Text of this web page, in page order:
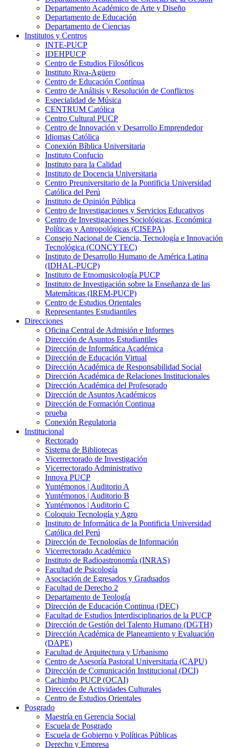
Departamento Académico de Arte y Diseño
Departamento de Educación
Departamento de Ciencias
Institutos y Centros
INTE-PUCP
IDEHPUCP
Centro de Estudios Filosóficos
Instituto Riva-Agüero
Centro de Educación Contínua
Centro de Análisis y Resolución de Conflictos
Especialidad de Música
CENTRUM Católica
Centro Cultural PUCP
Centro de Innovación y Desarrollo Emprendedor
Idiomas Católica
Conexión Bíblica Universitaria
Instituto Confucio
Instituto para la Calidad
Instituto de Docencia Universitaria
Centro Preuniversitario de la Pontificia Universidad
Católica del Perú
Instituto de Opinión Pública
Centro de Investigaciones y Servicios Educativos
Centro de Investigaciones Sociológicas, Económica
Políticas y Antropológicas (CISEPA)
Consejo Nacional de Ciencia, Tecnología e Innovación
Tecnológica (CONCYTEC)
Instituto de Desarrollo Humano de América Latina
(IDHAL-PUCP)
Instituto de Etnomusicología PUCP
Instituto de Investigación sobre la Enseñanza de las
Matemáticas (IREM-PUCP)
Centro de Estudios Orientales
Representantes Estudiantiles
Direcciones
Oficina Central de Admisión e Informes
Dirección de Asuntos Estudiantiles
Dirección de Informática Académica
Dirección de Educación Virtual
Dirección Académica de Responsabilidad Social
Dirección Académica de Relaciones Institucionales
Dirección Académica del Profesorado
Dirección de Asuntos Académicos
Dirección de Formación Continua
prueba
Conexión Regulatoria
Institucional
Rectorado
Sistema de Bibliotecas
Vicerrectorado de Investigación
Vicerrectorado Administrativo
Innova PUCP
Yuntémonos | Auditorio A
Yuntémonos | Auditorio B
Yuntémonos | Auditorio C
Coloquio Tecnología y Agro
Instituto de Informática de la Pontificia Universidad
Católica del Perú
Dirección de Tecnologías de Información
Vicerrectorado Académico
Instituto de Radioastronomía (INRAS)
Facultad de Psicología
Asociación de Egresados y Graduados
Facultad de Derecho 2
Departamento de Teología
Dirección de Educación Continua (DEC)
Facultad de Estudios Interdisciplinarios de la PUCP
Dirección de Gestión del Talento Humano (DGTH)
Dirección Académica de Planeamiento y Evaluación
(DAPE)
Facultad de Arquitectura y Urbanismo
Centro de Asesoría Pastoral Universitaria (CAPU)
Dirección de Comunicación Institucional (DCI)
Cachimbo PUCP (OCAI)
Dirección de Actividades Culturales
Centro de Estudios Orientales
Posgrado
Maestría en Gerencia Social
Escuela de Posgrado
Escuela de Gobierno y Políticas Públicas
Derecho y Empresa